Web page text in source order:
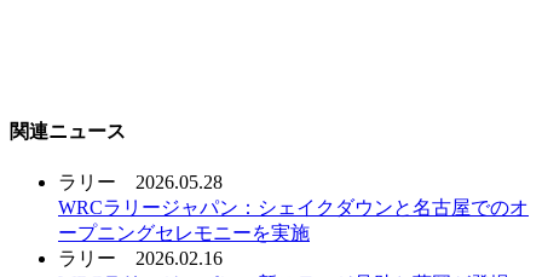
関連ニュース
ラリー
2026.05.28
WRCラリージャパン：シェイクダウンと名古屋でのオ
ープニングセレモニーを実施
ラリー
2026.02.16